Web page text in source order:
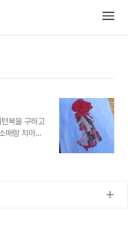
북을 구하고
매랑 치마부
후회의 쓰나